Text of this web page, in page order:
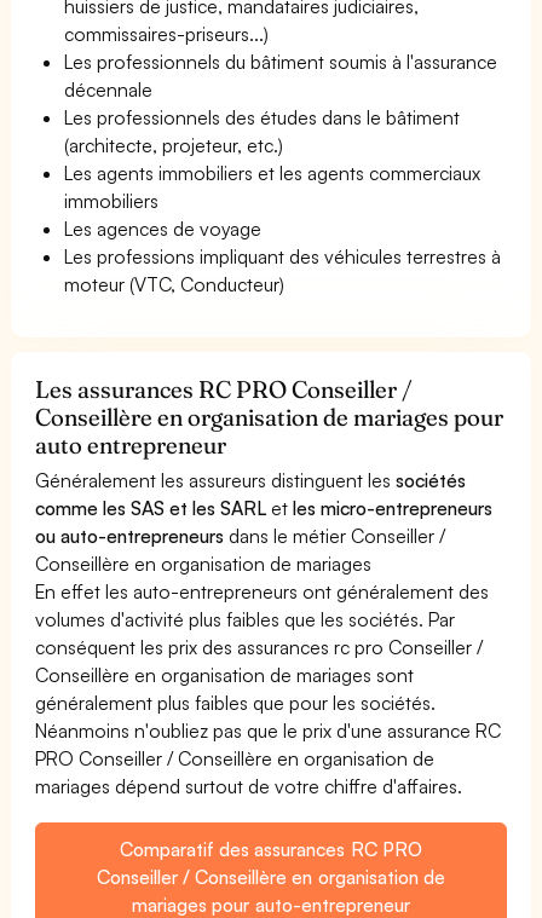
huissiers de justice, mandataires judiciaires,
commissaires-priseurs...)
Les professionnels du bâtiment soumis à l'assurance
décennale
Les professionnels des études dans le bâtiment
(architecte, projeteur, etc.)
Les agents immobiliers et les agents commerciaux
immobiliers
Les agences de voyage
Les professions impliquant des véhicules terrestres à
moteur (VTC, Conducteur)
Les assurances RC PRO Conseiller /
Conseillère en organisation de mariages pour
auto entrepreneur
Généralement les assureurs distinguent lessociétés
comme les SAS et les SARL etles micro-entrepreneurs
ou auto-entrepreneurs dans le métier Conseiller /
Conseillère en organisation de mariages
En effet les auto-entrepreneurs ont généralement des
volumes d'activité plus faibles que les sociétés. Par
conséquent les prix des assurances rc pro Conseiller /
Conseillère en organisation de mariages sont
généralement plus faibles que pour les sociétés.
Néanmoins n'oubliez pas que le prix d'une assurance RC
PRO Conseiller / Conseillère en organisation de
mariages dépend surtout de votre chiffre d'affaires.
Comparatif des assurances RC PRO
Conseiller / Conseillère en organisation de
mariages pour auto-entrepreneur